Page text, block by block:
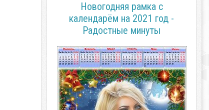
Новогодняя рамка с
календарём на 2021 год -
Радостные минуты